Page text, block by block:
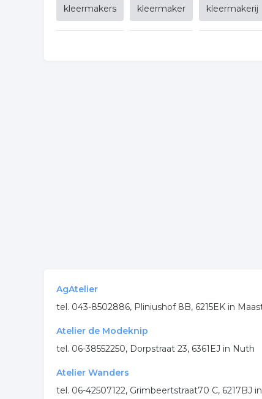
kleermakers kleermaker kleermakerij
AgAtelier
tel. 043-8502886, Pliniushof 8B, 6215EK in
Atelier de Modeknip
tel. 06-38552250, Dorpstraat 23, 6361EJ in Nuth
Atelier Wanders
tel. 06-42507122, Grimbeertstraat70 C, 6217BJ